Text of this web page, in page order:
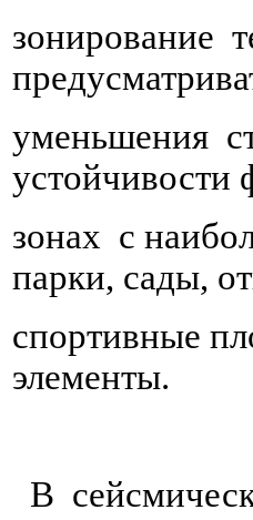
зонирование
уменьшения
устойчивости
зонах с
парки, сады,
спортивные
элементы.
В